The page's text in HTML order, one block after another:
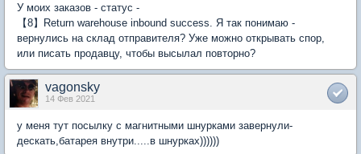
У моих заказов - статус -
【8】Return warehouse inbound success. Я так понимаю -
вернулись на склад отправителя? Уже можно открывать спор,
или писать продавцу, чтобы высылал повторно?
vagonsky
14 Фев 2021
у меня тут посылку с магнитными шнурками завернули-
дескать,батарея внутри.....в шнурках))))))